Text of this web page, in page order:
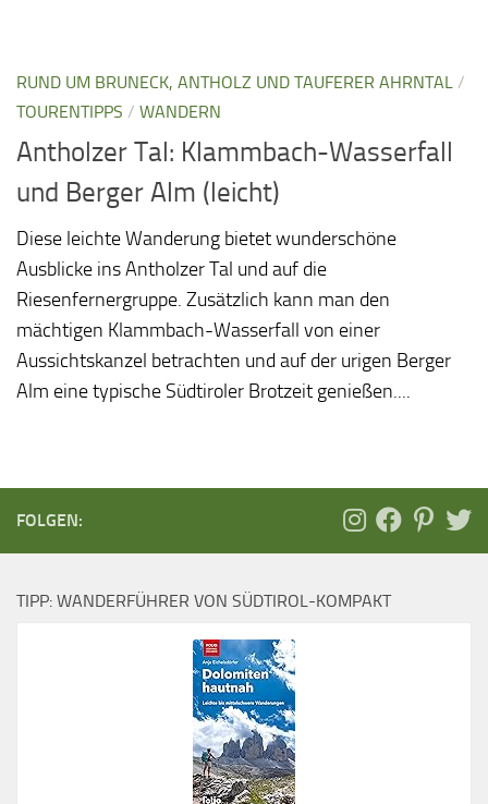
RUND UM BRUNECK, ANTHOLZ UND TAUFERER AHRNTAL /
TOURENTIPPS / WANDERN
Antholzer Tal: Klammbach-Wasserfall
und Berger Alm (leicht)
Diese leichte Wanderung bietet wunderschöne
Ausblicke ins Antholzer Tal und auf die
Riesenfernergruppe. Zusätzlich kann man den
mächtigen Klammbach-Wasserfall von einer
Aussichtskanzel betrachten und auf der urigen Berger
Alm eine typische Südtiroler Brotzeit genießen....
FOLGEN:
TIPP: WANDERFÜHRER VON SÜDTIROL-KOMPAKT